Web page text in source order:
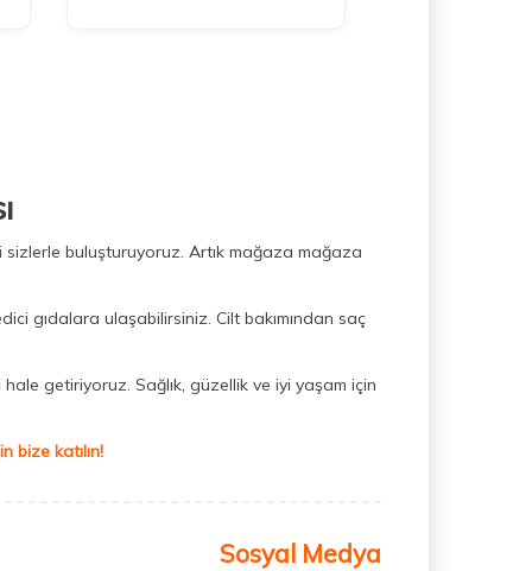
sizlerle buluşturuyoruz. Artık mağaza mağaza
gıdalara ulaşabilirsiniz. Cilt bakımından saç
getiriyoruz. Sağlık, güzellik ve iyi yaşam için
bize katılın!
Sosyal Medya